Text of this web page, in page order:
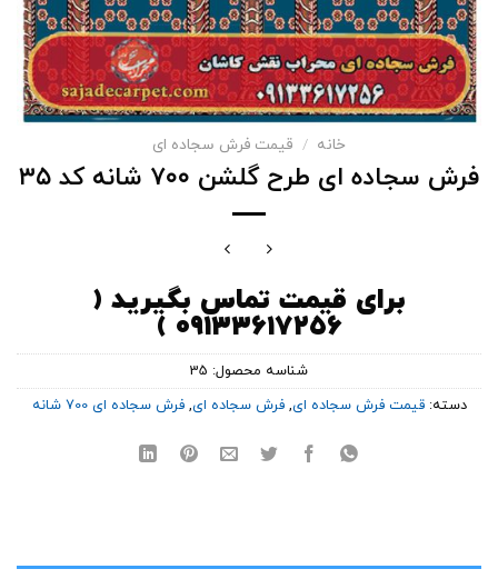
خانه / قیمت فرش سجاده ای
فرش سجاده ای طرح گلشن ۷۰۰ شانه کد ۳۵
برای قیمت تماس بگیرید (
۰۹۱۳۳۶۱۷۲۵۶ )
شناسه محصول: 35
دسته:قیمت فرش سجاده ای,فرش سجاده ای,فرش سجاده ای 700 شانه